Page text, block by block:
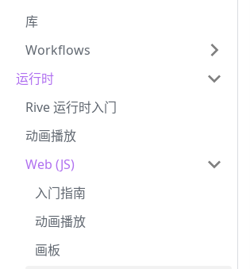
库
Workflows
运行时
Rive 运行时入门
动画播放
Web (JS)
入门指南
动画播放
画板